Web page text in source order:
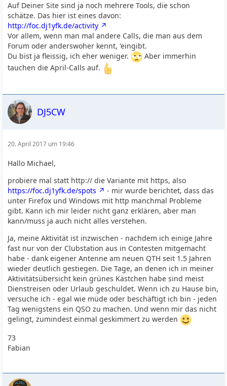
Auf Deiner Site sind ja noch mehrere Tools, die schon
schätze. Das hier ist eines davon:
http://foc.dj1yfk.de/activity
Vor allem, wenn man mal andere Calls, die man aus dem
Forum oder anderswoher kennt, 'eingibt.
Du bist ja fleissig, ich eher weniger.
Aber immerhin
tauchen die April-Calls auf.
DJ5CW
20. April 2017 um 19:46
Hallo Michael,
probiere mal statt http:// die Variante mit https, also
https://foc.dj1yfk.de/spots
- mir wurde berichtet, dass das
unter Firefox und Windows mit http manchmal Probleme
gibt. Kann ich mir leider nicht ganz erklären, aber man
kann/muss ja auch nicht alles verstehen.
Ja, meine Aktivität ist inzwischen - nachdem ich einige Jahre
fast nur von der Clubstation aus in Contesten mitgemacht
habe - dank eigener Antenne am neuen QTH seit 1.5 Jahren
wieder deutlich gestiegen. Die Tage, an denen ich in meiner
Aktivitätsübersicht kein grünes Kästchen habe sind meist
Dienstreisen oder Urlaub geschuldet. Wenn ich zu Hause bin,
versuche ich - egal wie müde oder beschäftigt ich bin - jeden
Tag wenigstens ein QSO zu machen. Und wenn mir das nicht
gelingt, zumindest einmal geskimmert zu werden
73
Fabian